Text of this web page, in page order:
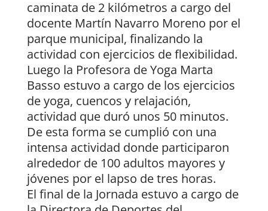
caminata de 2 kilómetros a cargo del
docente Martín Navarro Moreno por el
parque municipal, finalizando la
actividad con ejercicios de flexibilidad.
Luego la Profesora de Yoga Marta
Basso estuvo a cargo de los ejercicios
de yoga, cuencos y relajación,
actividad que duró unos 50 minutos.
De esta forma se cumplió con una
intensa actividad donde participaron
alrededor de 100 adultos mayores y
jóvenes por el lapso de tres horas.
El final de la Jornada estuvo a cargo de